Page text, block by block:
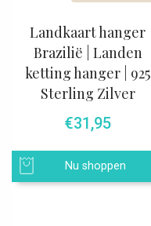
Landkaart hanger
Brazilië | Landen
ketting hanger | 925
Sterling Zilver
€31,95
Nu shoppen